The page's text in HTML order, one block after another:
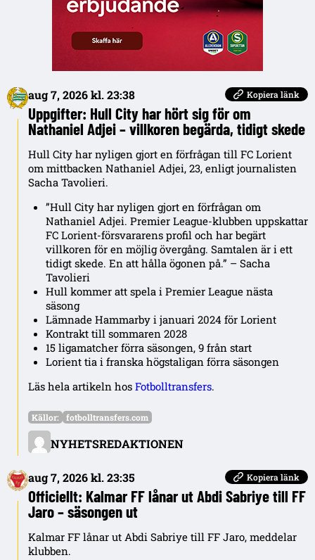
aug 7, 2026 kl. 23:38 Kopiera länk
Uppgifter: Hull City har hört sig för om
Nathaniel Adjei – villkoren begärda, tidigt skede
Hull City har nyligen gjort en förfrågan till FC Lorient
om mittbacken Nathaniel Adjei, 23, enligt journalisten
Sacha Tavolieri.
”Hull City har nyligen gjort en förfrågan om
Nathaniel Adjei. Premier League-klubben uppskattar
FC Lorient-försvararens profil och har begärt
villkoren för en möjlig övergång. Samtalen är i ett
tidigt skede. En att hålla ögonen på.” – Sacha
Tavolieri
Hull kommer att spela i Premier League nästa
säsong
Lämnade Hammarby i januari 2024 för Lorient
Kontrakt till sommaren 2028
15 ligamatcher förra säsongen, 9 från start
Lorient tia i franska högstaligan förra säsongen
Läs hela artikeln hos Fotbolltransfers.
NYHETSREDAKTIONEN
Källor: fotbolltransfers.com
aug 7, 2026 kl. 23:35 Kopiera länk
Officiellt: Kalmar FF lånar ut Abdi Sabriye till FF
Jaro – säsongen ut
Kalmar FF lånar ut Abdi Sabriye till FF Jaro, meddelar
klubben.